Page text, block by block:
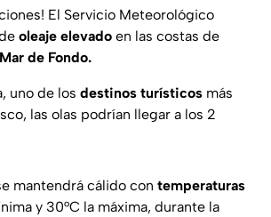
El Servicio Meteorológico
oleaje elevado en las costas de
Mar de Fondo.
uno de los destinos turísticos más
las olas podrían llegar a los 2
mantendrá cálido con temperaturas
y 30°C la máxima, durante la